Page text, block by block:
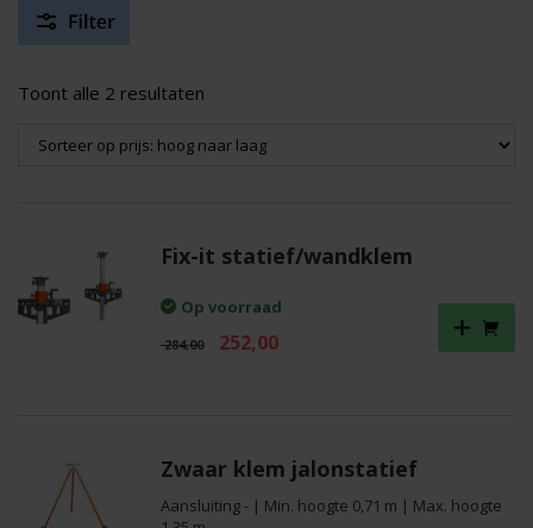
Toont alle 2 resultaten
prijs:
Fix-it statief/wandklem
Op voorraad
284,00
Oorspronkelijke
252,00Huidige
Zwaar klem jalonstatief
Aansluiting - | Min. hoogte 0,71 m | Max. hoogte